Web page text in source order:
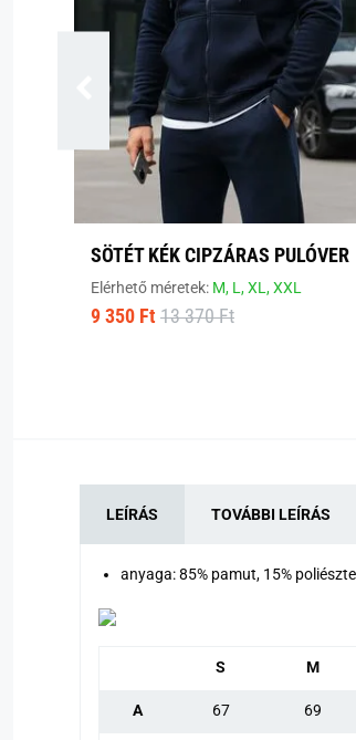
SÖTÉT KÉK CIPZÁRAS PULÓVER
Elérhető méretek: M, L,XL,XXL
9 350 Ft 13 370 Ft
LEÍRÁS TOVÁBBI LEÍRÁS
anyaga: 85% pamut, 15%
S M
A 67 69